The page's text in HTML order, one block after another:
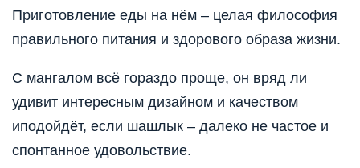
Приготовление еды на нём – целая философия
правильного питания и здорового образа жизни.
С мангалом всё гораздо проще, он вряд ли
удивит интересным дизайном и качеством
иподойдёт, если шашлык – далеко не частое и
спонтанное удовольствие.